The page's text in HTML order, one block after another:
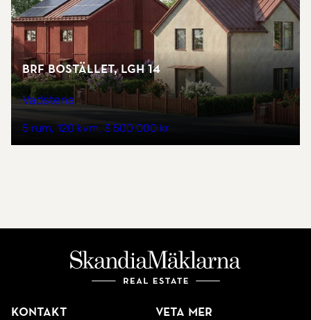
Brf Bostället, Lgh 14
Vadstena
5 rum 120 kvm 3 500 000 kr
Kontakt
Veta mer